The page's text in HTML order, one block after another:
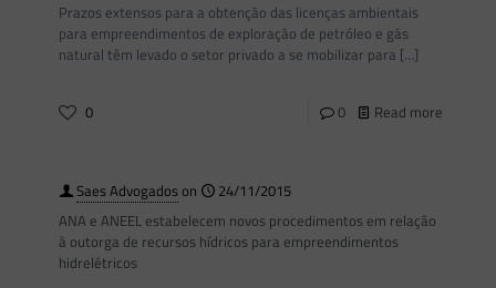
Prazos extensos para a obtenção das licenças ambientais
para empreendimentos de exploração de petróleo e gás
natural têm levado o setor privado a se mobilizar para […]
0 0 Read more
Saes Advogadoson
24/11/2015
ANA e ANEEL estabelecem novos procedimentos em relação
à outorga de recursos hídricos para empreendimentos
hidrelétricos